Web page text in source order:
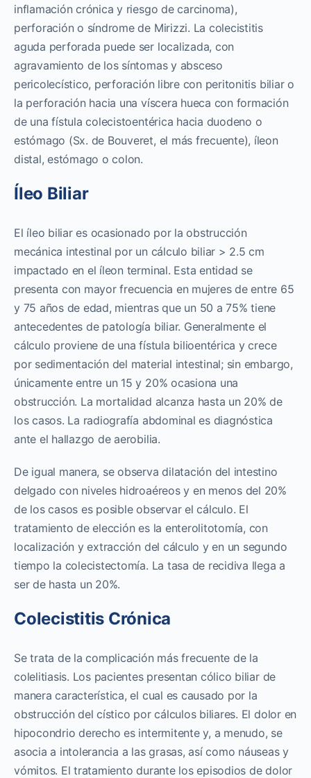
inflamación crónica y riesgo de carcinoma),
perforación o síndrome de Mirizzi. La colecistitis
aguda perforada puede ser localizada, con
agravamiento de los síntomas y absceso
pericolecístico, perforación libre con peritonitis biliar o
la perforación hacia una víscera hueca con formación
de una fístula colecistoentérica hacia duodeno o
estómago (Sx. de Bouveret, el más frecuente), íleon
distal, estómago o colon.
Íleo Biliar
El íleo biliar es ocasionado por la obstrucción
mecánica intestinal por un cálculo biliar > 2.5 cm
impactado en el íleon terminal. Esta entidad se
presenta con mayor frecuencia en mujeres de entre 65
y 75 años de edad, mientras que un 50 a 75% tiene
antecedentes de patología biliar. Generalmente el
cálculo proviene de una fístula bilioentérica y crece
por sedimentación del material intestinal; sin embargo,
únicamente entre un 15 y 20% ocasiona una
obstrucción. La mortalidad alcanza hasta un 20% de
los casos. La radiografía abdominal es diagnóstica
ante el hallazgo de aerobilia.
De igual manera, se observa dilatación del intestino
delgado con niveles hidroaéreos y en menos del 20%
de los casos es posible observar el cálculo. El
tratamiento de elección es la enterolitotomía, con
localización y extracción del cálculo y en un segundo
tiempo la colecistectomía. La tasa de recidiva llega a
ser de hasta un 20%.
Colecistitis Crónica
Se trata de la complicación más frecuente de la
colelitiasis. Los pacientes presentan cólico biliar de
manera característica, el cual es causado por la
obstrucción del cístico por cálculos biliares. El dolor en
hipocondrio derecho es intermitente y, a menudo, se
asocia a intolerancia a las grasas, así como náuseas y
vómitos. El tratamiento durante los episodios de dolor